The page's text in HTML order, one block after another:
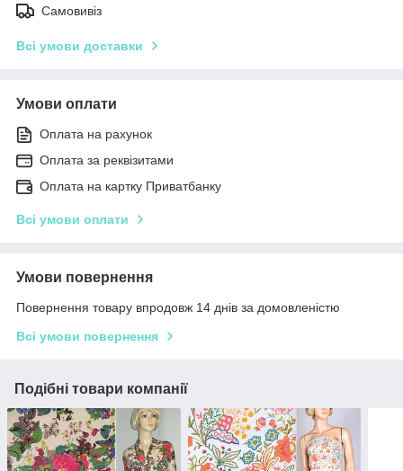
Самовивіз
Всі умови доставки
Умови оплати
Оплата на рахунок
Оплата за реквізитами
Оплата на картку Приватбанку
Всі умови оплати
Умови повернення
Повернення товару впродовж 14 днів за домовленістю
Всі умови повернення
Подібні товари компанії